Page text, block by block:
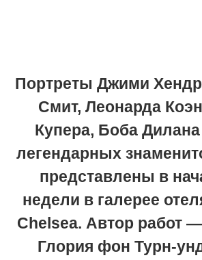
Портреты Джими
Смит, Леонарда
Купера, Боба
легендарных
представлены в
недели в галерее
Chelsea. Автор работ
Глория фон Турн-